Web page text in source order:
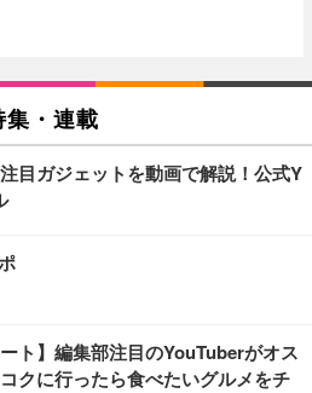
集・連載
目ガジェットを動画で解説！公式Y
ト】編集部注目のYouTuberがオス
クに行ったら食べたいグルメをチ